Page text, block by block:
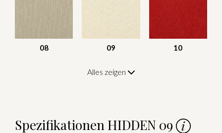
08 09 10
Alles zeigen
Spezifikationen HIDDEN 09